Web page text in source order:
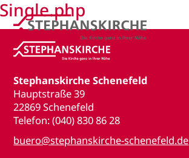
Stephanskirche Schenefeld
Hauptstraße 39
22869 Schenefeld
Telefon: (040) 830 86 28
buero@stephanskirche-schenefeld.de